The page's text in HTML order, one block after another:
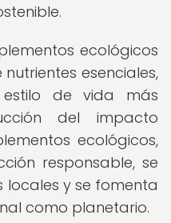
ecológicos
esenciales,
de vida más
del impacto
ecológicos,
responsable, se
y se fomenta
como planetario.